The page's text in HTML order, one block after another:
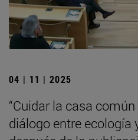
04 | 11 | 2025
“Cuidar la casa común
diálogo entre ecología